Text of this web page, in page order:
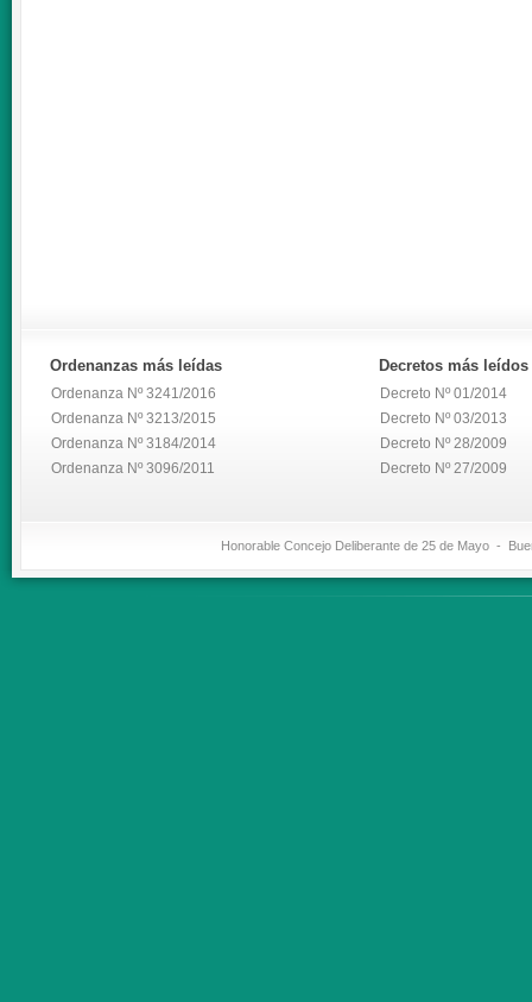
Ordenanzas más leídas
Ordenanza Nº 3241/2016
Ordenanza Nº 3213/2015
Ordenanza Nº 3184/2014
Ordenanza Nº 3096/2011
Decretos más leídos
Decreto Nº 01/2014
Decreto Nº 03/2013
Decreto Nº 28/2009
Decreto Nº 27/2009
Honorable Concejo Deliberante de 25 de